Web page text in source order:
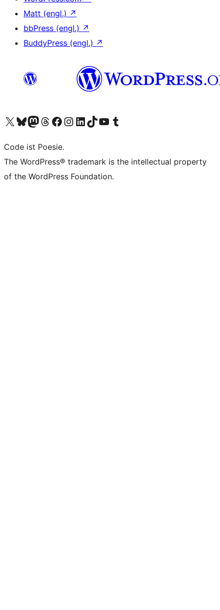
Matt (engl.) ↗
bbPress (engl.) ↗
BuddyPress (engl.) ↗
Unser X-Konto (früher Twitter) besuchen
Unser Bluesky-Konto besuchen
Unser Mastodon-Konto besuchen
Unser Threads-Konto besuchen
Unsere Facebook-Seite besuchen
Unser Instagram-Konto besuchen
Unser LinkedIn-Konto besuchen
Unser TikTok-Konto besuchen
Unseren YouTube-Kanal besuchen
Unser Tumblr-Konto besuchen
Code ist Poesie.
The WordPress® trademark is the intellectual property
of the WordPress Foundation.